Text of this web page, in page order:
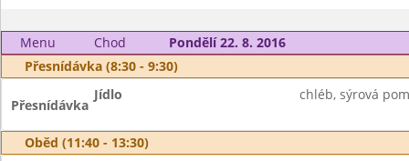
Menu Chod
Pondělí 22. 8. 2016
Přesnídávka (8:30 - 9:30)
Přesnídávka
Jídlo chléb, sýrová
Oběd (11:40 - 13:30)